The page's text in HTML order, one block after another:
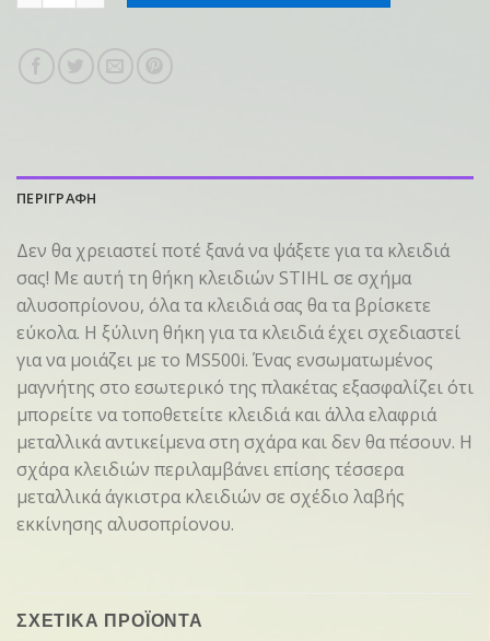
ΠΕΡΙΓΡΑΦΗ
Δεν θα χρειαστεί ποτέ ξανά να ψάξετε για τα κλειδιά
σας! Με αυτή τη θήκη κλειδιών STIHL σε σχήμα
αλυσοπρίονου, όλα τα κλειδιά σας θα τα βρίσκετε
εύκολα. Η ξύλινη θήκη για τα κλειδιά έχει σχεδιαστεί
για να μοιάζει με το MS500i. Ένας ενσωματωμένος
μαγνήτης στο εσωτερικό της πλακέτας εξασφαλίζει ότι
μπορείτε να τοποθετείτε κλειδιά και άλλα ελαφριά
μεταλλικά αντικείμενα στη σχάρα και δεν θα πέσουν. Η
σχάρα κλειδιών περιλαμβάνει επίσης τέσσερα
μεταλλικά άγκιστρα κλειδιών σε σχέδιο λαβής
εκκίνησης αλυσοπρίονου.
ΣΧΕΤΙΚΑ ΠΡΟΪΟΝΤΑ